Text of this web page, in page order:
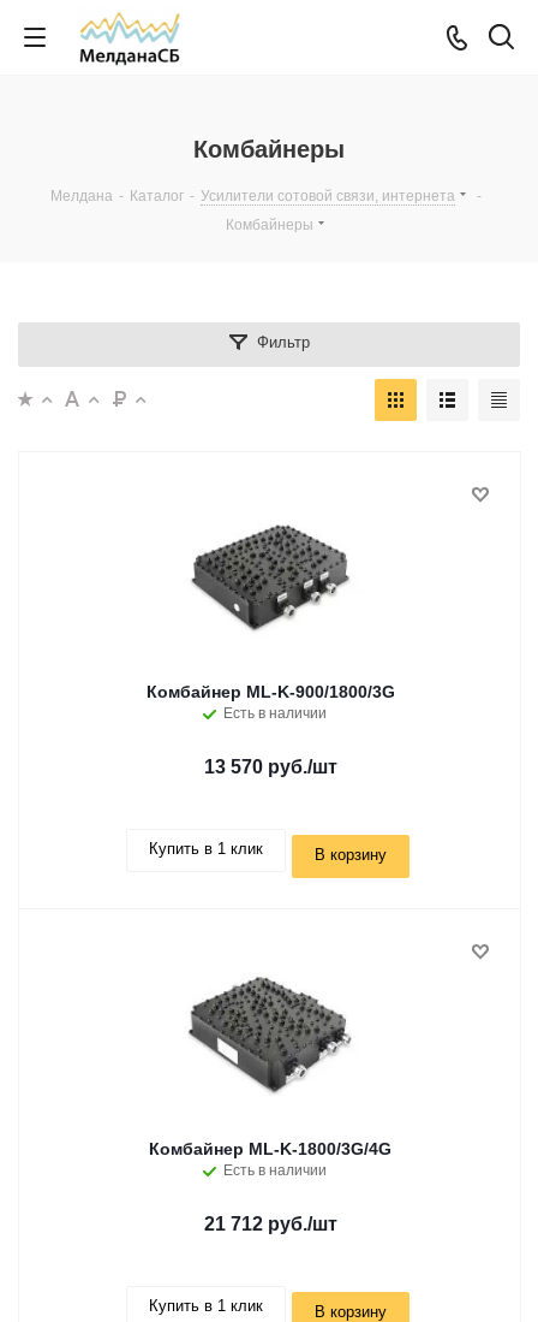
Комбайнеры
Мелдана - Каталог - Усилители сотовой связи, интернета
-
Комбайнеры
Фильтр
Комбайнер ML-K-900/1800/3G
Есть в наличии
13 570 руб./шт
Купить в 1 клик В корзину
Комбайнер ML-K-1800/3G/4G
Есть в наличии
21 712 руб./шт
Купить в 1 клик В корзину